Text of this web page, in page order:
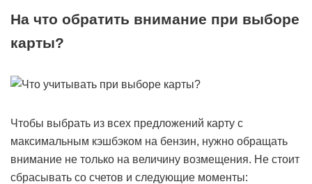
На что обратить внимание при выборе
карты?
Чтобы выбрать из всех предложений карту с
максимальным кэшбэком на бензин, нужно обращать
внимание не только на величину возмещения. Не стоит
сбрасывать со счетов и следующие моменты: